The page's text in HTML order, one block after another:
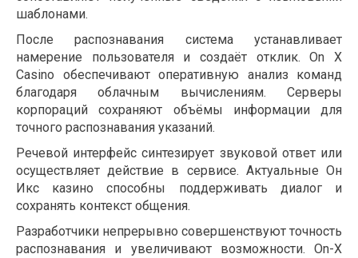
шаблонами.
После распознавания система устанавливает
намерение пользователя и создаёт отклик. On X
Casino обеспечивают оперативную анализ команд
благодаря облачным вычислениям. Серверы
корпораций сохраняют объёмы информации для
точного распознавания указаний.
Речевой интерфейс синтезирует звуковой ответ или
осуществляет действие в сервисе. Актуальные Он
Икс казино способны поддерживать диалог и
сохранять контекст общения.
Разработчики непрерывно совершенствуют точность
распознавания и увеличивают возможности. On-X